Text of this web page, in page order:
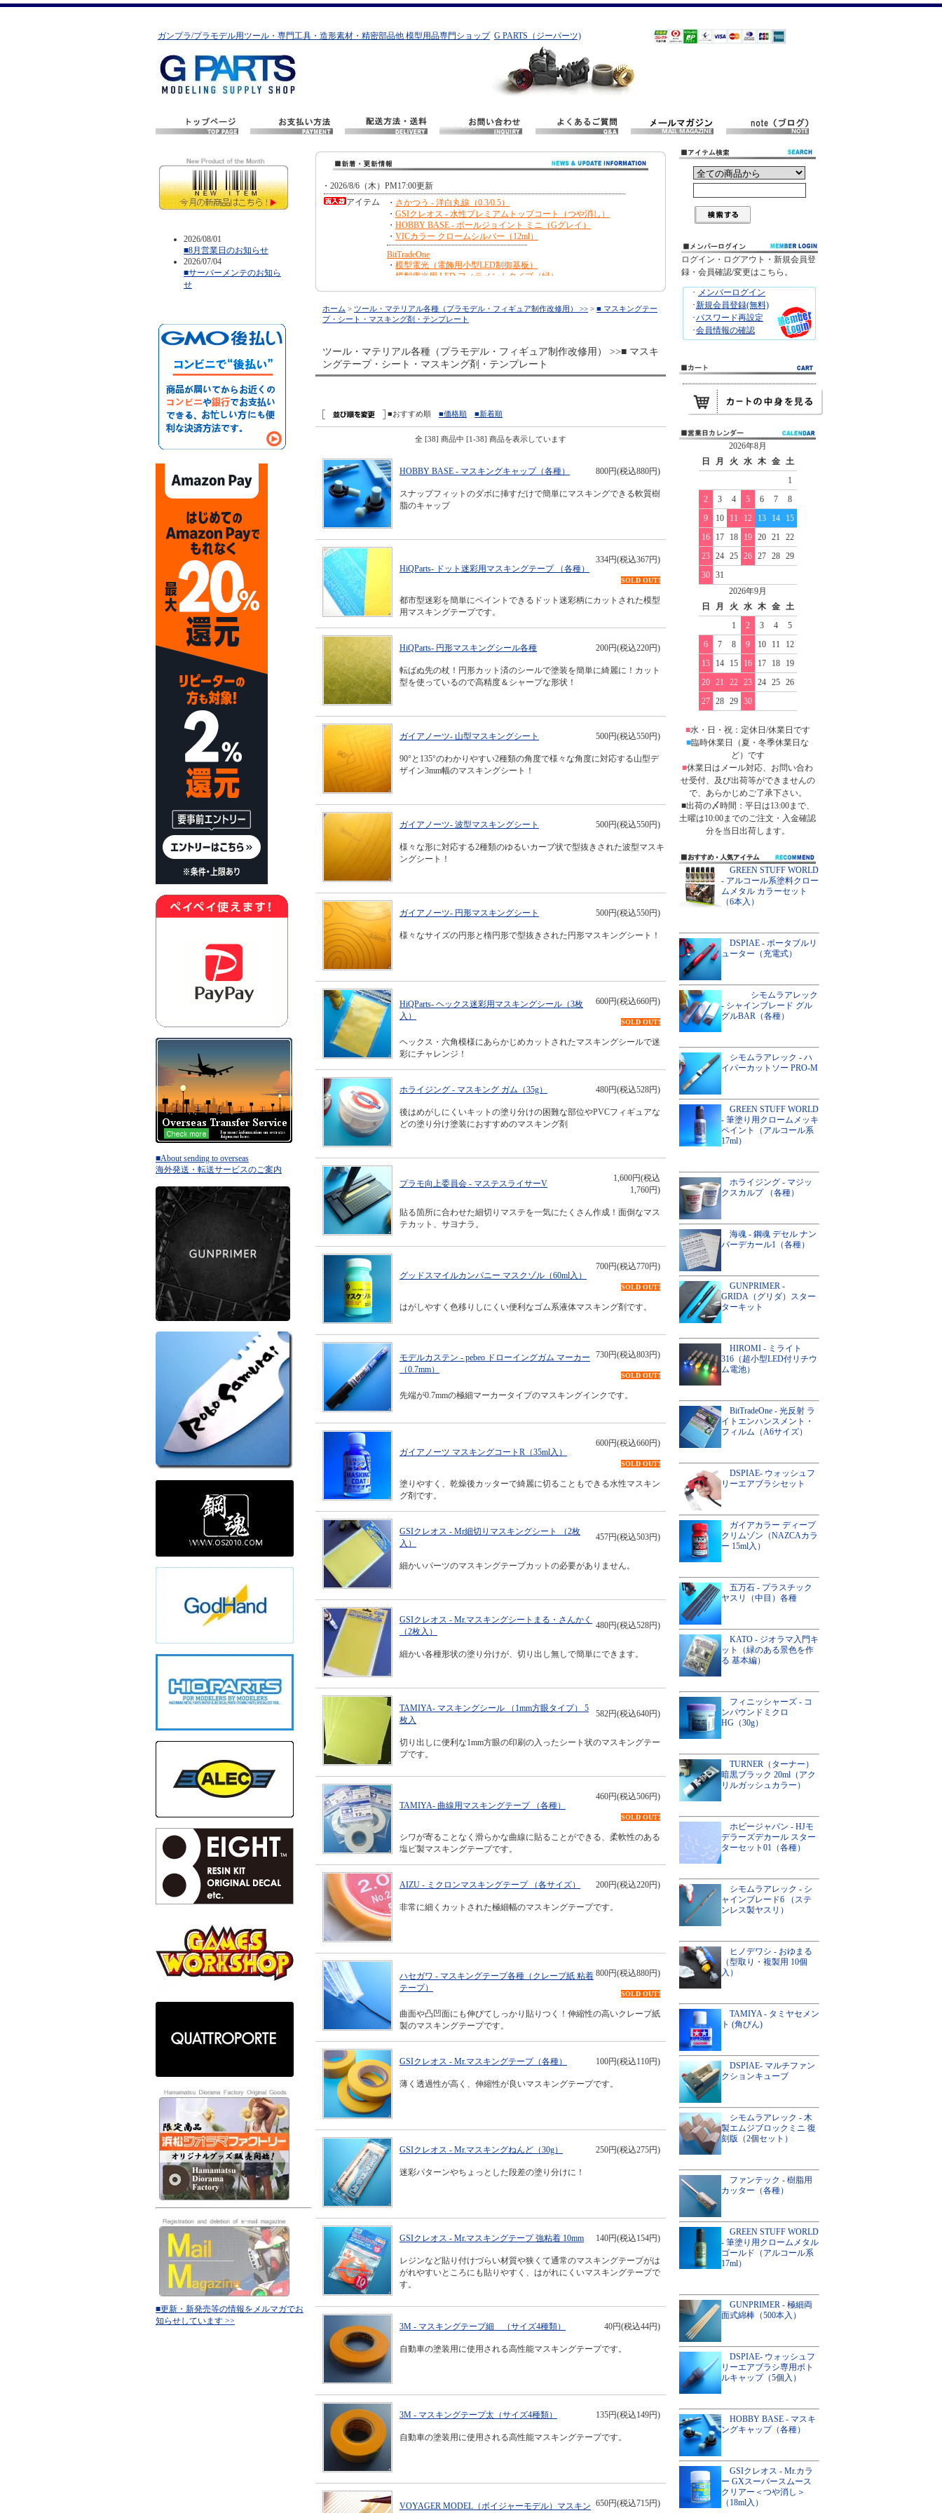
ガンプラ/プラモデル用ツール・専門工具・造形素材・精密部品他 模型用品専門ショップ G PARTS（ジーパーツ)
2026/08/01
■8月営業日のお知らせ
2026/07/04
■サーバーメンテのお知ら
せ
■About sending to overseas
海外発送・転送サービスのご案内
■更新・新発売等の情報をメルマガでお
知らせしています >>
ホーム > ツール・マテリアル各種（プラモデル・フィギュア制作改修用） >> > ■ マスキングテー
プ・シート・マスキング剤・テンプレート
ツール・マテリアル各種（プラモデル・フィギュア制作改修用） >>■ マスキ
ングテープ・シート・マスキング剤・テンプレート
■おすすめ順 ■価格順 ■新着順
全 [38] 商品中 [1-38] 商品を表示しています
HOBBY BASE - マスキングキャップ（各種） 800円(税込880円)
スナップフィットのダボに挿すだけで簡単にマスキングできる軟質樹
脂のキャップ
HiQParts- ドット迷彩用マスキングテープ （各種）
334円(税込367円)
SOLD OUT!
都市型迷彩を簡単にペイントできるドット迷彩柄にカットされた模型
用マスキングテープです。
HiQParts- 円形マスキングシール各種 200円(税込220円)
転ばぬ先の杖！円形カット済のシールで塗装を簡単に綺麗に！カット
型を使っているので高精度＆シャープな形状！
ガイアノーツ- 山型マスキングシート 500円(税込550円)
90°と135°のわかりやすい2種類の角度で様々な角度に対応する山型デ
ザイン3mm幅のマスキングシート！
ガイアノーツ- 波型マスキングシート 500円(税込550円)
様々な形に対応する2種類のゆるいカーブ状で型抜きされた波型マスキ
ングシート！
ガイアノーツ- 円形マスキングシート 500円(税込550円)
様々なサイズの円形と楕円形で型抜きされた円形マスキングシート！
HiQParts- ヘックス迷彩用マスキングシール（3枚
入）
600円(税込660円)
SOLD OUT!
ヘックス・六角模様にあらかじめカットされたマスキングシールで迷
彩にチャレンジ！
ホライジング - マスキング ガム（35g） 480円(税込528円)
後はめがしにくいキットの塗り分けの困難な部位やPVCフィギュアな
どの塗り分け塗装におすすめのマスキング剤
プラモ向上委員会 - マステスライサーV
1,600円(税込
1,760円)
貼る箇所に合わせた細切りマステを一気にたくさん作成！面倒なマス
テカット、サヨナラ。
グッドスマイルカンパニー マスクゾル（60ml入）
700円(税込770円)
SOLD OUT!
はがしやすく色移りしにくい便利なゴム系液体マスキング剤です。
モデルカステン - pebeo ドローイングガム マーカー
（0.7mm）
730円(税込803円)
SOLD OUT!
先端が0.7mmの極細マーカータイプのマスキングインクです。
ガイアノーツ マスキングコートR（35ml入）
600円(税込660円)
SOLD OUT!
塗りやすく、乾燥後カッターで綺麗に切ることもできる水性マスキン
グ剤です。
GSIクレオス - Mr細切りマスキングシート （2枚
入）
457円(税込503円)
細かいパーツのマスキングテープカットの必要がありません。
GSIクレオス - Mr.マスキングシートまる・さんかく
（2枚入）
480円(税込528円)
細かい各種形状の塗り分けが、切り出し無しで簡単にできます。
TAMIYA- マスキングシール （1mm方眼タイプ） 5
枚入
582円(税込640円)
切り出しに便利な1mm方眼の印刷の入ったシート状のマスキングテー
プです。
TAMIYA- 曲線用マスキングテープ （各種）
460円(税込506円)
SOLD OUT!
シワが寄ることなく滑らかな曲線に貼ることができる、柔軟性のある
塩ビ製マスキングテープです。
AIZU - ミクロンマスキングテープ （各サイズ） 200円(税込220円)
非常に細くカットされた極細幅のマスキングテープです。
ハセガワ - マスキングテープ各種（クレープ紙 粘着
テープ）
800円(税込880円)
SOLD OUT!
曲面や凸凹面にも伸びてしっかり貼りつく！伸縮性の高いクレープ紙
製のマスキングテープです。
GSIクレオス - Mr.マスキングテープ（各種） 100円(税込110円)
薄く透過性が高く、伸縮性が良いマスキングテープです。
GSIクレオス - Mr.マスキングねんど（30g） 250円(税込275円)
迷彩パターンやちょっとした段差の塗り分けに！
GSIクレオス - Mr.マスキングテープ 強粘着 10mm 140円(税込154円)
レジンなど貼り付けづらい材質や狭くて通常のマスキングテープがは
がれやすいところにも貼りやすく、はがれにくいマスキングテープで
す。
3M - マスキングテープ細 （サイズ4種類） 40円(税込44円)
自動車の塗装用に使用される高性能マスキングテープです。
3M - マスキングテープ太（サイズ4種類） 135円(税込149円)
自動車の塗装用に使用される高性能マスキングテープです。
VOYAGER MODEL（ボイジャーモデル）マスキン 650円(税込715円)
ログイン・ログアウト・新規会員登
録・会員確認/変更はこちら。
･ メンバーログイン
･新規会員登録(無料)
･パスワード再設定
･会員情報の確認
2026年8月
日
月 火 水 木 金
土
1
2
3 4 5 6 7
8
9
10 11 12 13 14
15
16
17 18 19 20 21
22
23
24 25 26 27 28
29
30
31
2026年9月
日
月 火 水 木 金
土
1
2 3 4
5
6
7 8 9 10 11
12
13
14 15 16 17 18
19
20
21 22 23 24 25
26
27
28 29 30
■水・日・祝：定休日/休業日です
■臨時休業日（夏・冬季休業日な
ど）です
■休業日はメール対応、お問い合わ
せ受付、及び出荷等ができませんの
で、あらかじめご了承下さい。
■出荷の〆時間：平日は13:00まで、
土曜は10:00までのご注文・入金確認
分を当日出荷します。
GREEN STUFF WORLD
- アルコール系塗料クロー
ムメタル カラーセット
（6本入）
DSPIAE - ポータブルリ
ューター（充電式）
シモムラアレック
- シャインブレード グル
グルBAR（各種）
シモムラアレック - ハ
イパーカットソー PRO-M
GREEN STUFF WORLD
- 筆塗り用クロームメッキ
ペイント（アルコール系
17ml）
ホライジング - マジッ
クスカルプ （各種）
海魂 - 鋼魂 デセル ナン
バーデカール1（各種）
GUNPRIMER -
GRIDA（グリダ）スター
ターキット
HIROMI - ミライト
316（超小型LED付リチウ
ム電池）
BitTradeOne - 光反射 ラ
イトエンハンスメント・
フィルム（A6サイズ）
DSPIAE- ウォッシュフ
リーエアブラシセット
ガイアカラー ディープ
クリムゾン（NAZCAカラ
ー 15ml入）
五万石 - プラスチック
ヤスリ（中目）各種
KATO - ジオラマ入門キ
ット（緑のある景色を作
る 基本編）
フィニッシャーズ - コ
ンパウンドミクロ
HG（30g）
TURNER（ターナー）
暗黒ブラック 20ml（アク
リルガッシュカラー）
ホビージャパン - HJモ
デラーズデカール スター
ターセット01（各種）
シモムラアレック - シ
ャインブレード6 （ステ
ンレス製ヤスリ）
ヒノデワシ - おゆまる
（型取り・複製用 10個
入）
TAMIYA - タミヤセメン
ト (角びん)
DSPIAE- マルチファン
クションキューブ
シモムラアレック - 木
製エムジブロックミニ 復
刻版（2個セット）
ファンテック - 樹脂用
カッター（各種）
GREEN STUFF WORLD
- 筆塗り用クロームメタル
ゴールド（アルコール系
17ml）
GUNPRIMER - 極細両
面式綿棒（500本入）
DSPIAE- ウォッシュフ
リーエアブラシ専用ボト
ルキャップ（5個入）
HOBBY BASE - マスキ
ングキャップ（各種）
GSIクレオス - Mr.カラ
ー GXスーパースムース
クリアー＜つや消し＞
（18ml入）